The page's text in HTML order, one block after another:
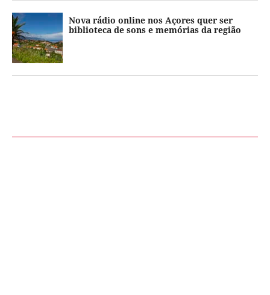
Nova rádio online nos Açores quer ser
biblioteca de sons e memórias da região